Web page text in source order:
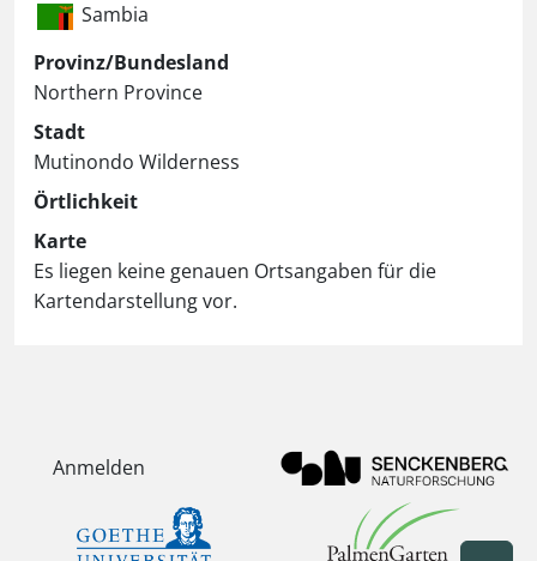
Sambia
Provinz/Bundesland
Northern Province
Stadt
Mutinondo Wilderness
Örtlichkeit
Karte
Es liegen keine genauen Ortsangaben für die
Kartendarstellung vor.
Anmelden